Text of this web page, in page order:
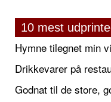
10 mest
Hymne tilegnet min
Drikkevarer på
Godnat til de store,